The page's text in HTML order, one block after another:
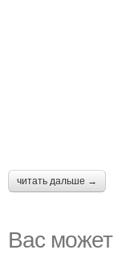
читать дальше →
Вас может